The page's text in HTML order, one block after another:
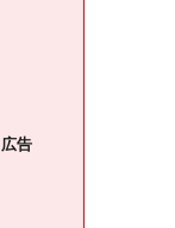
広告